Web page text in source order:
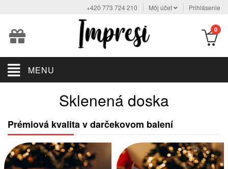
+420 773 724 210 Môj účet Prihlásenie
0
MENU
Sklenená doska
Prémiová kvalita v darčekovom balení